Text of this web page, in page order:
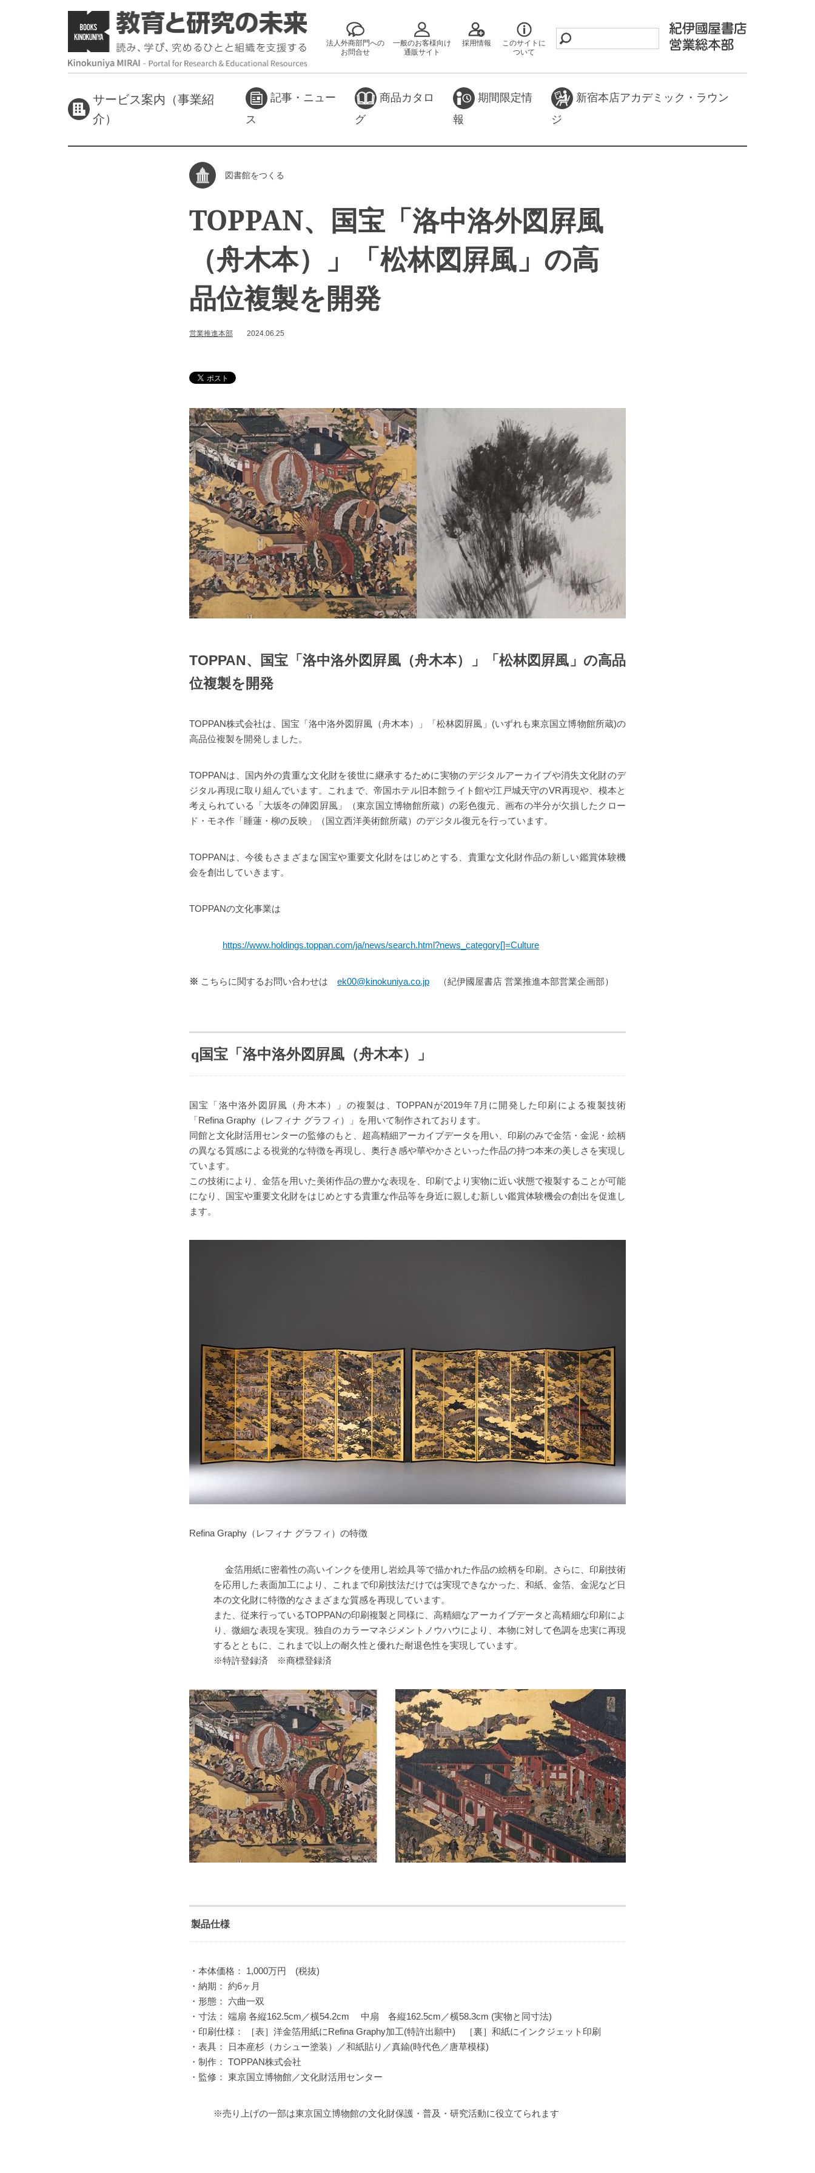
法人外商部門への
お問合せ
一般のお客様向け
通販サイト
採用情報
このサイトに
ついて
サービス案内（事業紹
介）
記事・ニュー
ス
商品カタロ
グ
期間限定情
報
新宿本店アカデミック・ラウン
ジ
図書館をつくる
TOPPAN、国宝「洛中洛外図屛風
（舟木本）」「松林図屛風」の高
品位複製を開発
営業推進本部 2024.06.25
TOPPAN、国宝「洛中洛外図屛風（舟木本）」「松林図屛風」の高品
位複製を開発
TOPPAN株式会社は、国宝「洛中洛外図屛風（舟木本）」「松林図屛風」(いずれも東京国立博物館所蔵)の
高品位複製を開発しました。
TOPPANは、国内外の貴重な文化財を後世に継承するために実物のデジタルアーカイブや消失文化財のデ
ジタル再現に取り組んでいます。これまで、帝国ホテル旧本館ライト館や江戸城天守のVR再現や、模本と
考えられている「大坂冬の陣図屛風」（東京国立博物館所蔵）の彩色復元、画布の半分が欠損したクロー
ド・モネ作「睡蓮・柳の反映」（国立西洋美術館所蔵）のデジタル復元を行っています。
TOPPANは、今後もさまざまな国宝や重要文化財をはじめとする、貴重な文化財作品の新しい鑑賞体験機
会を創出していきます。
TOPPANの文化事業は
https://www.holdings.toppan.com/ja/news/search.html?news_category[]=Culture
※ こちらに関するお問い合わせは ek00@kinokuniya.co.jp （紀伊國屋書店 営業推進本部営業企画部）
q国宝「洛中洛外図屛風（舟木本）」
国宝「洛中洛外図屛風（舟木本）」の複製は、TOPPANが2019年7月に開発した印刷による複製技術
「Refina Graphy（レフィナ グラフィ）」を用いて制作されております。
同館と文化財活用センターの監修のもと、超高精細アーカイブデータを用い、印刷のみで金箔・金泥・絵柄
の異なる質感による視覚的な特徴を再現し、奥行き感や華やかさといった作品の持つ本来の美しさを実現し
ています。
この技術により、金箔を用いた美術作品の豊かな表現を、印刷でより実物に近い状態で複製することが可能
になり、国宝や重要文化財をはじめとする貴重な作品等を身近に親しむ新しい鑑賞体験機会の創出を促進し
ます。
Refina Graphy（レフィナ グラフィ）の特徴
金箔用紙に密着性の高いインクを使用し岩絵具等で描かれた作品の絵柄を印刷。さらに、印刷技術
を応用した表面加工により、これまで印刷技法だけでは実現できなかった、和紙、金箔、金泥など日
本の文化財に特徴的なさまざまな質感を再現しています。
また、従来行っているTOPPANの印刷複製と同様に、高精細なアーカイブデータと高精細な印刷によ
り、微細な表現を実現。独自のカラーマネジメントノウハウにより、本物に対して色調を忠実に再現
するとともに、これまで以上の耐久性と優れた耐退色性を実現しています。
※特許登録済 ※商標登録済
製品仕様
・本体価格： 1,000万円 (税抜)
・納期： 約6ヶ月
・形態： 六曲一双
・寸法： 端扇 各縦162.5cm／横54.2cm 中扇 各縦162.5cm／横58.3cm (実物と同寸法)
・印刷仕様： ［表］洋金箔用紙にRefina Graphy加工(特許出願中) ［裏］和紙にインクジェット印刷
・表具： 日本産杉（カシュー塗装）／和紙貼り／真鍮(時代色／唐草模様)
・制作： TOPPAN株式会社
・監修： 東京国立博物館／文化財活用センター
※売り上げの一部は東京国立博物館の文化財保護・普及・研究活動に役立てられます